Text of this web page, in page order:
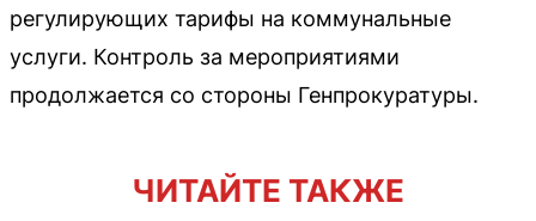
регулирующих тарифы на коммунальные
услуги. Контроль за мероприятиями
продолжается со стороны Генпрокуратуры.
ЧИТАЙТЕ ТАКЖЕ